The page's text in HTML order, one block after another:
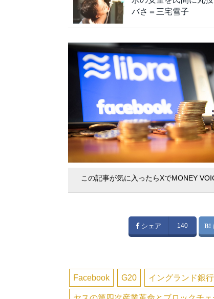
バさ＝三宅雪子
この記事が気に入ったらXでMONEY
シェア 140
Facebook G20 イングランド銀行